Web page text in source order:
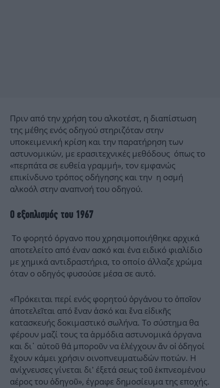
Πριν από την χρήση του αλκοτέστ, η διαπίστωση
της μέθης ενός οδηγού στηριζόταν στην
υποκειμενική κρίση και την παρατήρηση των
αστυνομικών, με ερασιτεχνικές μεθόδους όπως το
«περπάτα σε ευθεία γραμμή», τον εμφανώς
επικίνδυνο τρόπος οδήγησης και την η οσμή
αλκοόλ στην αναπνοή του οδηγού.
Ο εξοπλισμός του 1967
Το φορητό όργανο που χρησιμοποιήθηκε αρχικά
αποτελείτο από έναν ασκό και ένα ειδικό φιαλίδιο
με χημικά αντιδραστήρια, το οποίο άλλαζε χρώμα
όταν ο οδηγός φυσούσε μέσα σε αυτό.
«Πρόκειται περί ενός φορητού ὀργάνου το ὁποῖον
ἀποτελεῖται από ἕναν ἀσκό και ἕνα εἰδικῆς
κατασκευής δοκιμαστικό σωλήνα. Το σύστημα θα
φέρουν μαζί τους τα ἁρμόδια αστυνομικά όργανα
και δι᾿ αὐτοῦ θά μποροῦν να ἐλέγχουν ἄν οἱ ὀδηγοί
ἔχουν κάμει χρήσιν οινοπνευματωδών ποτών. Η
ανίχνευσες γίνεται δι’ έξετά σεως τοῦ ἐκπνεομένου
αέρος του ὁδηγοῦ», έγραφε δημοσίευμα της εποχής.